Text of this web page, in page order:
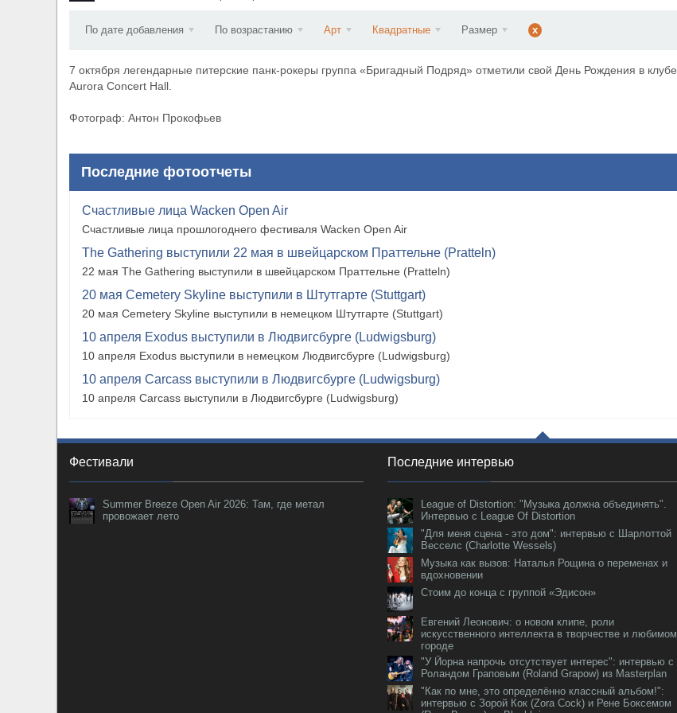
По дате добавления По возрастанию Арт Квадратные Размер x
7 октября легендарные питерские панк-рокеры группа «Бригадный Подряд» отметили свой День Рождения в клубе
Aurora Concert Hall.
Фотограф: Антон Прокофьев
Последние фотоотчеты
Счастливые лица Wacken Open Air
Счастливые лица прошлогоднего фестиваля Wacken Open Air
The Gathering выступили 22 мая в швейцарском Праттельне (Pratteln)
22 мая The Gathering выступили в швейцарском Праттельне (Pratteln)
20 мая Cemetery Skyline выступили в Штутгарте (Stuttgart)
20 мая Cemetery Skyline выступили в немецком Штутгарте (Stuttgart)
10 апреля Exodus выступили в Людвигсбурге (Ludwigsburg)
10 апреля Exodus выступили в немецком Людвигсбурге (Ludwigsburg)
10 апреля Carcass выступили в Людвигсбурге (Ludwigsburg)
10 апреля Carcass выступили в Людвигсбурге (Ludwigsburg)
Фестивали
Summer Breeze Open Air 2026: Там, где метал
провожает лето
Последние интервью
League of Distortion: "Музыка должна объединять".
Интервью с League Of Distortion
"Для меня сцена - это дом": интервью с Шарлоттой
Весселс (Charlotte Wessels)
Музыка как вызов: Наталья Рощина о переменах и
вдохновении
Стоим до конца с группой «Эдисон»
Евгений Леонович: о новом клипе, роли
искусственного интеллекта в творчестве и любимом
городе
"У Йорна напрочь отсутствует интерес": интервью с
Роландом Граповым (Roland Grapow) из Masterplan
"Как по мне, это определённо классный альбом!":
интервью с Зорой Кок (Zora Cock) и Рене Боксемом